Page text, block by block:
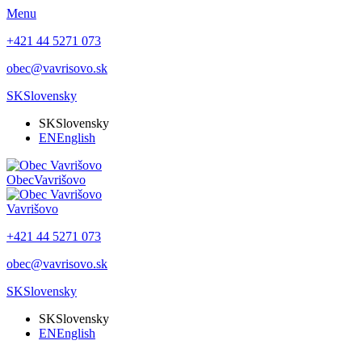
Menu
+421 44 5271 073
obec@vavrisovo.sk
SKSlovensky
SKSlovensky
ENEnglish
ObecVavrišovo
Vavrišovo
+421 44 5271 073
obec@vavrisovo.sk
SKSlovensky
SKSlovensky
ENEnglish